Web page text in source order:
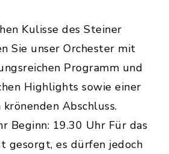
Kulisse des Steiner
Sie unser Orchester mit
Programm und
Highlights sowie einer
Abschluss.
Beginn: 19.30 Uhr Für das
gesorgt, es dürfen jedoch